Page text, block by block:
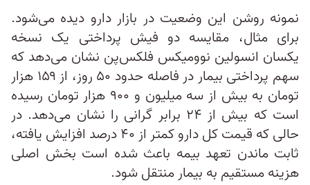
نمونه روشن این وضعیت در بازار دارو دیده می‌شود.
برای مثال، مقایسه دو فیش پرداختی یک نسخه
یکسان انسولین نوومیکس فلکس‌پن نشان می‌دهد که
سهم پرداختی بیمار در فاصله حدود ۵۰ روز، از ۱۵۹ هزار
تومان به بیش از سه میلیون و ۹۰۰ هزار تومان رسیده
است که بیش از ۲۴ برابر گرانی را نشان می‌دهد. در
حالی که قیمت کل دارو کمتر از ۴۰ درصد افزایش یافته،
ثابت ماندن تعهد بیمه باعث شده است بخش اصلی
هزینه مستقیم به بیمار منتقل شود.